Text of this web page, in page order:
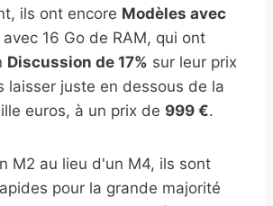
ils ont encore Modèles avec
16 Go de RAM, qui ont
Discussion de 17% sur leur prix
laisser juste en dessous de la
euros, à un prix de 999 €.
M2 au lieu d'un M4, ils sont
pour la grande majorité